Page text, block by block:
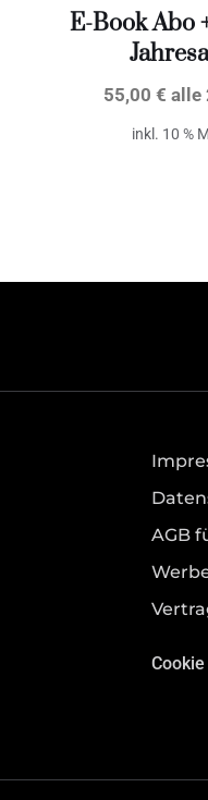
E-Book Abo
55,00€ alle
inkl. 10 %
AGB